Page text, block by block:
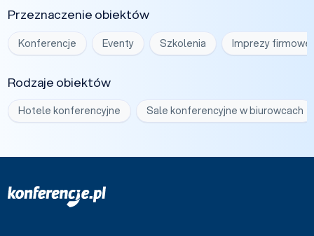
Przeznaczenie obiektów
Konferencje Eventy Szkolenia Imprezy firmowe
Rodzaje obiektów
Hotele konferencyjne Sale konferencyjne w biurowcach